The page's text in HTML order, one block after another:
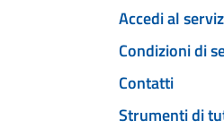
Accedi al
Condizioni di
Contatti
Strumenti di